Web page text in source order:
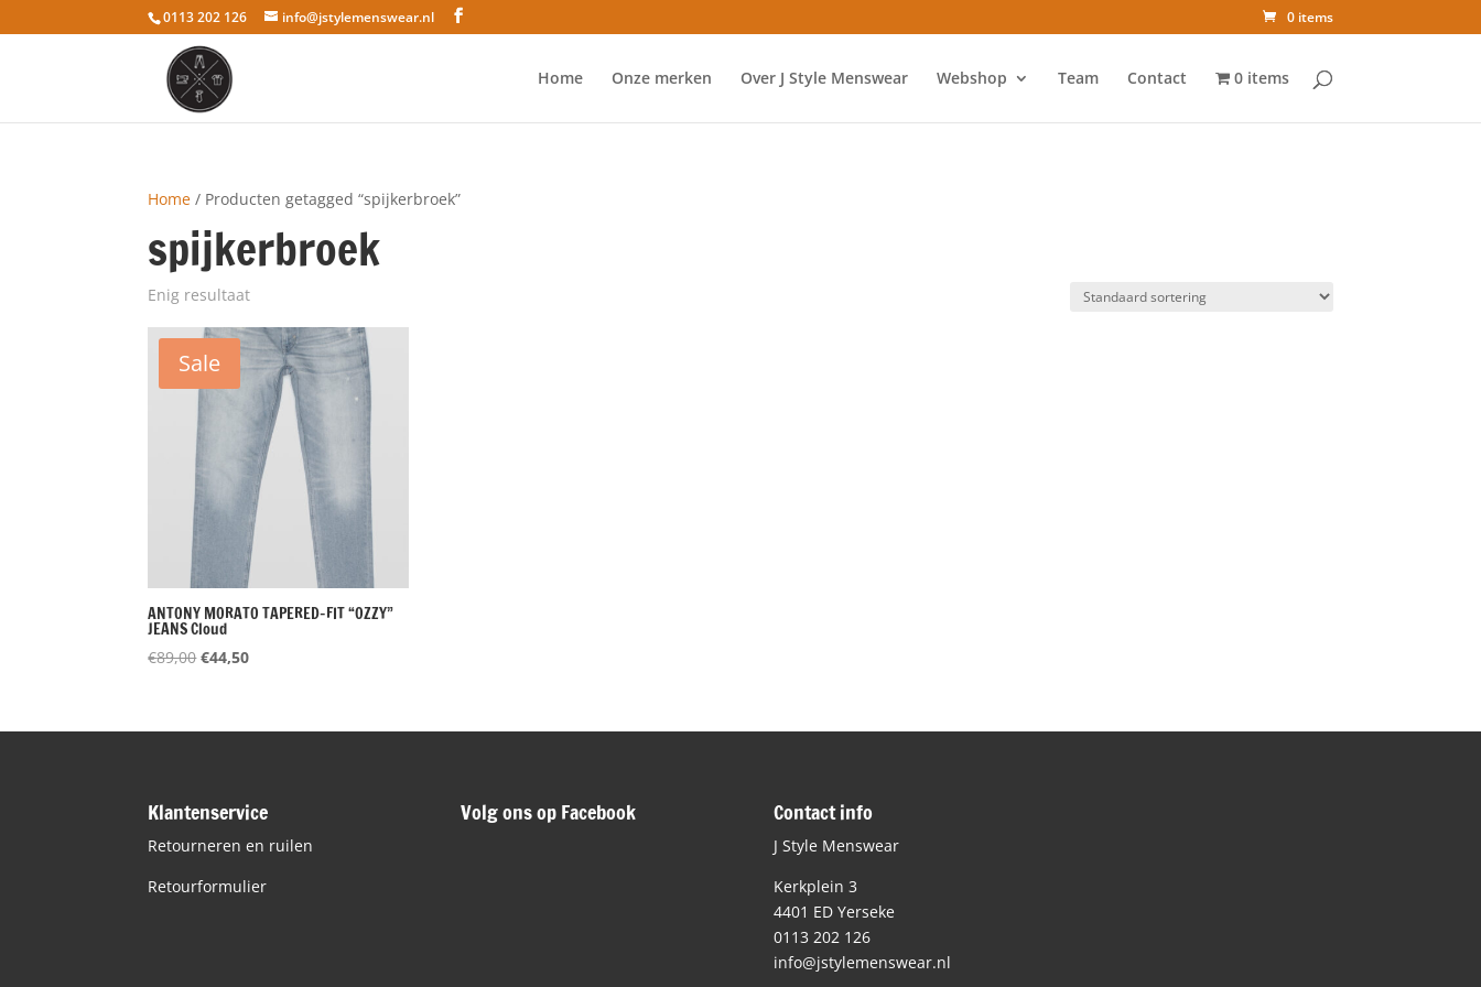
0113 202 126 info@jstylemenswear.nl 0 items
Home Onze merken Over J Style Menswear Webshop Team Contact 0 items
Home / Producten getagged “spijkerbroek”
spijkerbroek
Enig resultaat
Sale
ANTONY MORATO TAPERED-FIT “OZZY”
JEANS Cloud
€89,00Oorspronkelijke
€89,00.
€44,50Huidige
€44,50.
Klantenservice
Retourneren en ruilen
Retourformulier
Volg ons op Facebook Contact info
J Style Menswear
Kerkplein 3
4401 ED Yerseke
0113 202 126
info@jstylemenswear.nl